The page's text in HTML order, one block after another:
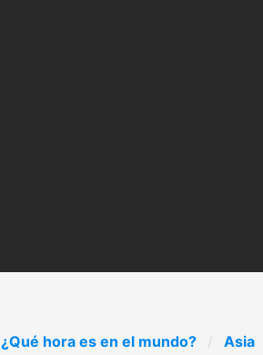
¿Qué hora es en el mundo? Asia